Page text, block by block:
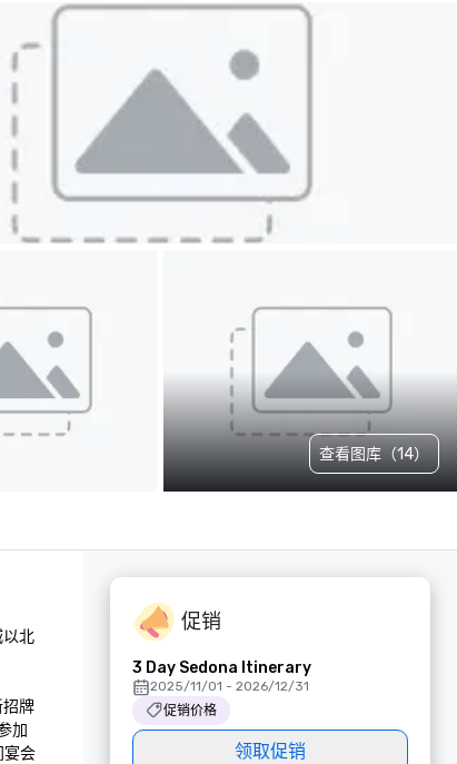
查看图库（14）
北
牌
加
宴会
促销
3 Day Sedona Itinerary
2025/11/01 - 2026/12/31
促销价格
领取促销